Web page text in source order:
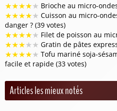
★★★★★ Brioche au micro-
★★★★★ Cuisson au micro-
danger ? (39 votes)
★★★★★ Filet de poisson au
★★★★★ Gratin de pâtes
★★★★★ Tofu mariné soja-
facile et rapide (33 votes)
Articles les mieux notés